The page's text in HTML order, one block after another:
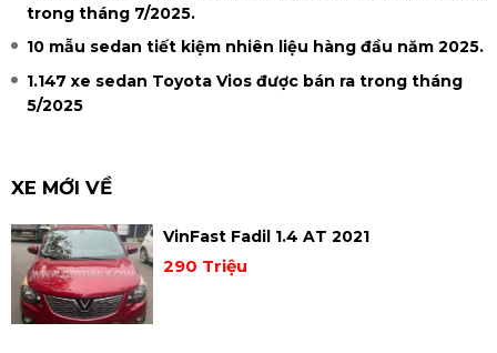
trong tháng 7/2025.
10 mẫu sedan tiết kiệm nhiên liệu hàng đầu năm 2025.
1.147 xe sedan Toyota Vios được bán ra trong tháng
5/2025
XE MỚI VỀ
VinFast Fadil 1.4 AT 2021
290 Triệu